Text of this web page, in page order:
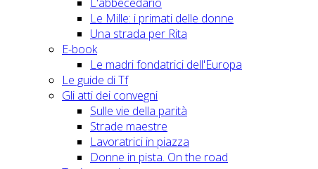
Le Mille: i primati delle donne
Una strada per Rita
E-book
Le madri fondatrici dell'Europa
Le guide di Tf
Gli atti dei convegni
Sulle vie della parità
Strade maestre
Lavoratrici in piazza
Donne in pista. On the road